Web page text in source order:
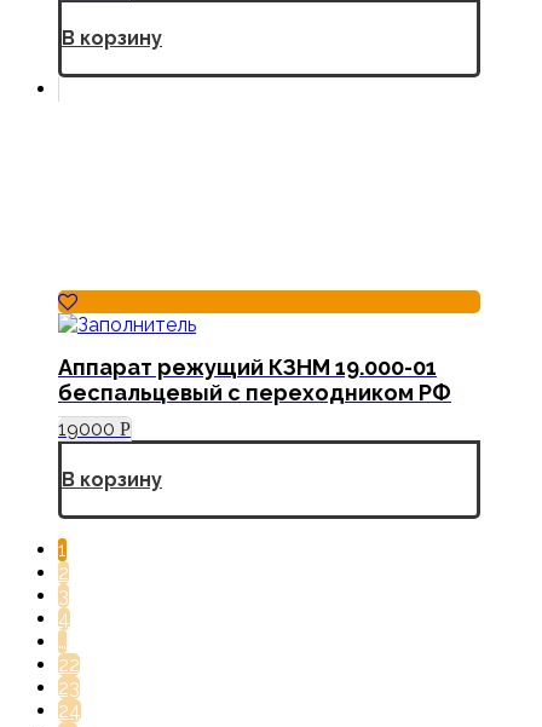
В корзину
Аппарат режущий КЗНМ 19.000-01
беспальцевый с переходником РФ
19000 Р
В корзину
1
2
3
4
…
22
23
24